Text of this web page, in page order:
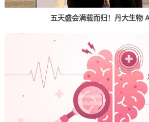
五天盛会满载而归！丹大生物